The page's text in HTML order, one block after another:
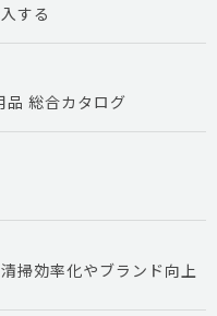
する
総合カタログ
掃効率化やブランド向上